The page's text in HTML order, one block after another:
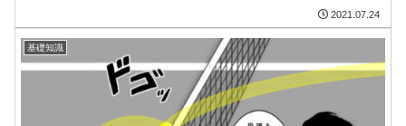
2021.07.24
基礎知識